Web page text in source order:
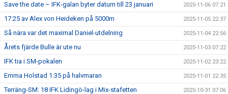
Save the date – IFK-galan byter datum till 23 januari 2025-11-06 07:21
17:25 av Alex von Heideken på 5000m 2025-11-05 22:37
Så nära var det maximal Daniel-utdelning 2025-11-04 22:56
Årets fjärde Bulle är ute nu 2025-11-03 07:22
IFK tia i SM-pokalen 2025-11-02 23:22
Emma Holstad 1:35 på halvmaran 2025-11-01 22:35
Terräng-SM: 18 IFK Lidingö-lag i Mix-stafetten 2025-10-31 07:06